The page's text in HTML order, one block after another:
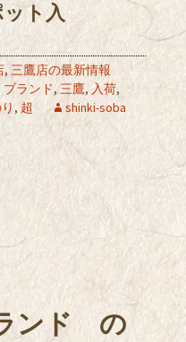
ト入
, 三鷹店の最新情報
ブランド,三鷹, 入荷,
, 超 shinki-soba
ンド の